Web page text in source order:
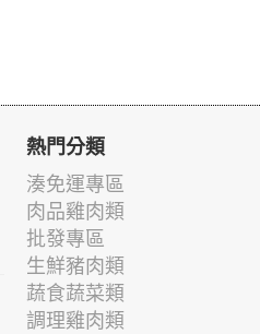
熱門分類
湊免運專區
肉品雞肉類
批發專區
生鮮豬肉類
蔬食蔬菜類
調理雞肉類